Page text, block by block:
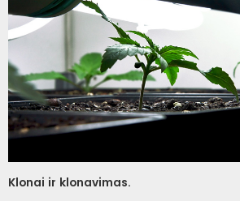
Klonai ir klonavimas.